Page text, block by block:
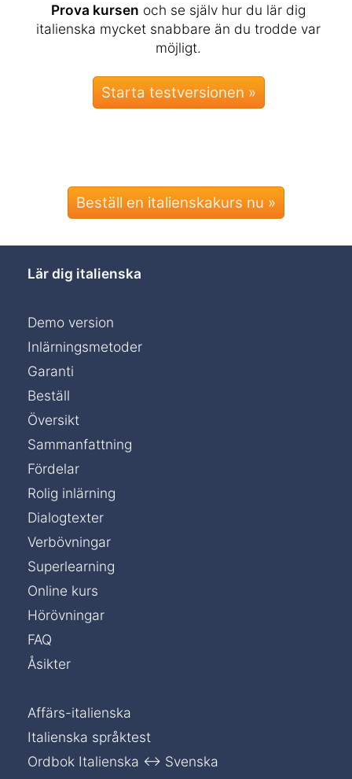
Prova kursen och se själv hur du lär dig
italienska mycket snabbare än du trodde var
möjligt.
Beställ en italienskakurs nu »
Lär dig italienska
Demo version
Inlärningsmetoder
Garanti
Beställ
Översikt
Sammanfattning
Fördelar
Rolig inlärning
Dialogtexter
Verbövningar
Superlearning
Online kurs
Hörövningar
FAQ
Åsikter
Affärs-italienska
Italienska språktest
Ordbok Italienska ↔ Svenska